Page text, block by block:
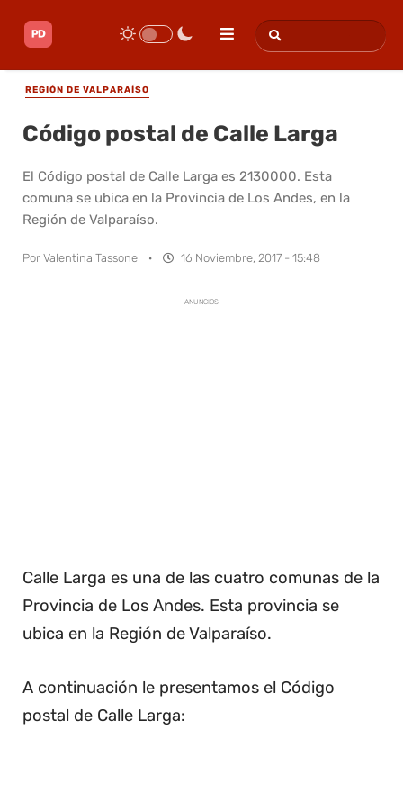
REGIÓN DE VALPARAÍSO
Código postal de Calle Larga
El Código postal de Calle Larga es 2130000. Esta
comuna se ubica en la Provincia de Los Andes, en la
Región de Valparaíso.
Por Valentina Tassone · 16 Noviembre, 2017 - 15:48
ANUNCIOS
Calle Larga es una de las cuatro comunas de la
Provincia de Los Andes. Esta provincia se
ubica en la Región de Valparaíso.
A continuación le presentamos el Código
postal de Calle Larga: